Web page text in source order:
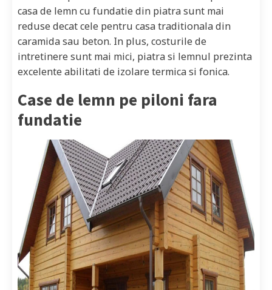
casa de lemn cu fundatie din piatra sunt mai
reduse decat cele pentru casa traditionala din
caramida sau beton. In plus, costurile de
intretinere sunt mai mici, piatra si lemnul prezinta
excelente abilitati de izolare termica si fonica.
Case de lemn pe piloni fara
fundatie